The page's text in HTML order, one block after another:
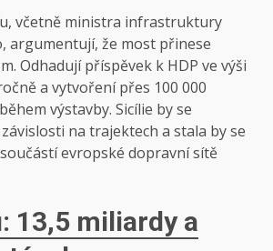
včetně ministra infrastruktury
argumentují, že most přinese
Odhadují příspěvek k HDP ve výši
a vytvoření přes 100 000
výstavby. Sicílie by se
na trajektech a stala by se
evropské dopravní sítě
13,5 miliardy a